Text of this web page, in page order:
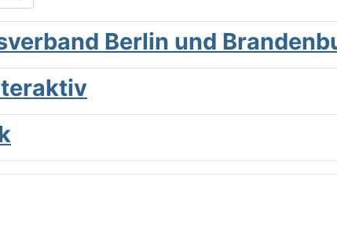
Berlin und